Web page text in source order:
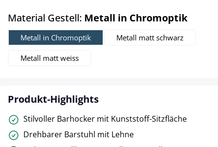
Material Gestell: Metall in Chromoptik
Metall in Chromoptik Metall matt schwarz
Metall matt weiss
Produkt-Highlights
Stilvoller Barhocker mit Kunststoff-Sitzfläche
Drehbarer Barstuhl mit Lehne